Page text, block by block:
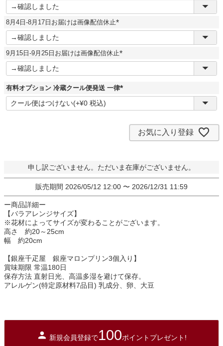
須
8月4日-8月17日お届けは画像配信休止
(
須
)
9月15日-9月25日お届けは画像配信休止
(
須
)
有料オプション 冷蔵クール便発送 一律
(
須
お気に入り登録
申し訳ございません。ただいま在庫がございません。
販売期間 2026/05/12 12:00 〜 2026/12/31 11:59
ー商品詳細ー
【バラアレンジサイズ】
※花材によってサイズが変わることがございます。
高さ 約20～25cm
幅 約20cm
【銀座千疋屋 銀座マロンプリン3個入り】
賞味期限 常温180日
保存方法 直射日光、高温多湿を避けて保存。
アレルゲン(特定原材料7品目) 乳成分、卵、大豆
新規会員登録で100ポイントプレゼント!